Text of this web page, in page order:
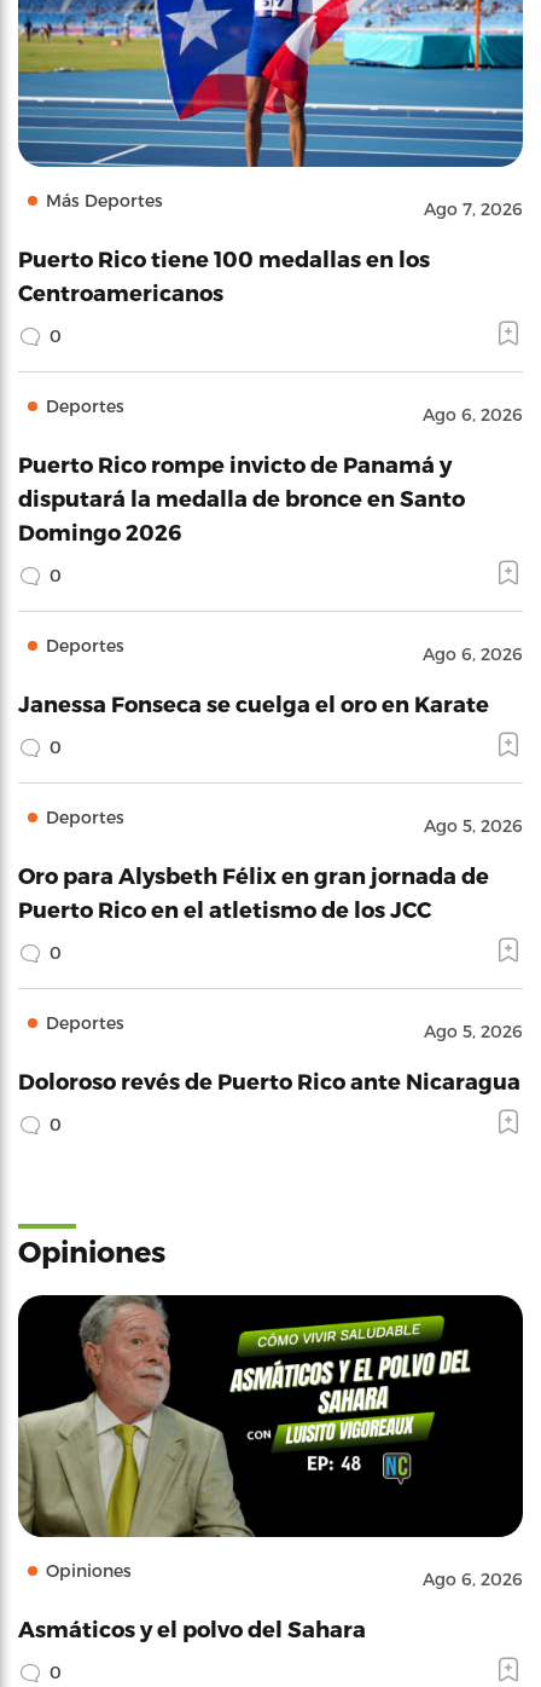
Más Deportes Ago 7, 2026
Puerto Rico tiene 100 medallas en los
Centroamericanos
0
Deportes Ago 6, 2026
Puerto Rico rompe invicto de Panamá y
disputará la medalla de bronce en Santo
Domingo 2026
0
Deportes Ago 6, 2026
Janessa Fonseca se cuelga el oro en Karate
0
Deportes Ago 5, 2026
Oro para Alysbeth Félix en gran jornada de
Puerto Rico en el atletismo de los JCC
0
Deportes Ago 5, 2026
Doloroso revés de Puerto Rico ante Nicaragua
0
Opiniones
Opiniones Ago 6, 2026
Asmáticos y el polvo del Sahara
0